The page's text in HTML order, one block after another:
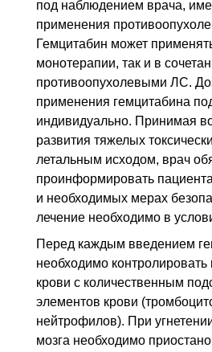
под наблюдением врача,
применения
Гемцитабин может
монотерапии, так и в
противоопухолевыми ЛС.
применения гемцитабина
индивидуально. Принимая
развития тяжелых
летальным исходом, врач
проинформировать
и необходимых мерах
лечение необходимо в
Перед каждым введением
необходимо контролировать
крови с количественным
элементов крови
нейтрофилов). При
мозга необходимо